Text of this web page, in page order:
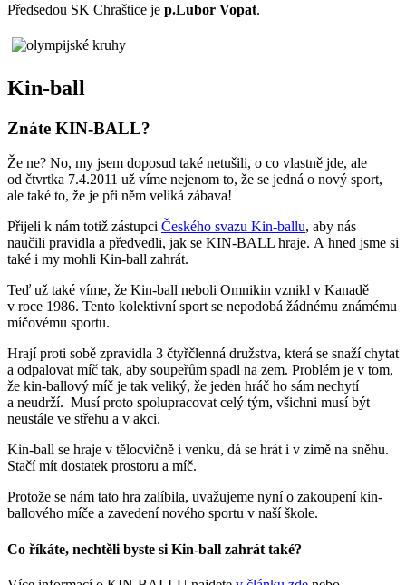
Předsedou SK Chraštice je p.Lubor Vopat.
Kin-ball
Znáte KIN-BALL?
Že ne? No, my jsem doposud také netušili, o co vlastně jde, ale
od čtvrtka 7.4.2011 už víme nejenom to, že se jedná o nový sport,
ale také to, že je při něm veliká zábava!
Přijeli k nám totiž zástupci Českého svazu Kin-ballu, aby nás
naučili pravidla a předvedli, jak se KIN-BALL hraje. A hned jsme si
také i my mohli Kin-ball zahrát.
Teď už také víme, že Kin-ball neboli Omnikin vznikl v Kanadě
v roce 1986. Tento kolektivní sport se nepodobá žádnému známému
míčovému sportu.
Hrají proti sobě zpravidla 3 čtyřčlenná družstva, která se snaží chytat
a odpalovat míč tak, aby soupeřům spadl na zem. Problém je v tom,
že kin-ballový míč je tak veliký, že jeden hráč ho sám nechytí
a neudrží. Musí proto spolupracovat celý tým, všichni musí být
neustále ve střehu a v akci.
Kin-ball se hraje v tělocvičně i venku, dá se hrát i v zimě na sněhu.
Stačí mít dostatek prostoru a míč.
Protože se nám tato hra zalíbila, uvažujeme nyní o zakoupení kin-
ballového míče a zavedení nového sportu v naší škole.
Co říkáte, nechtěli byste si Kin-ball zahrát také?